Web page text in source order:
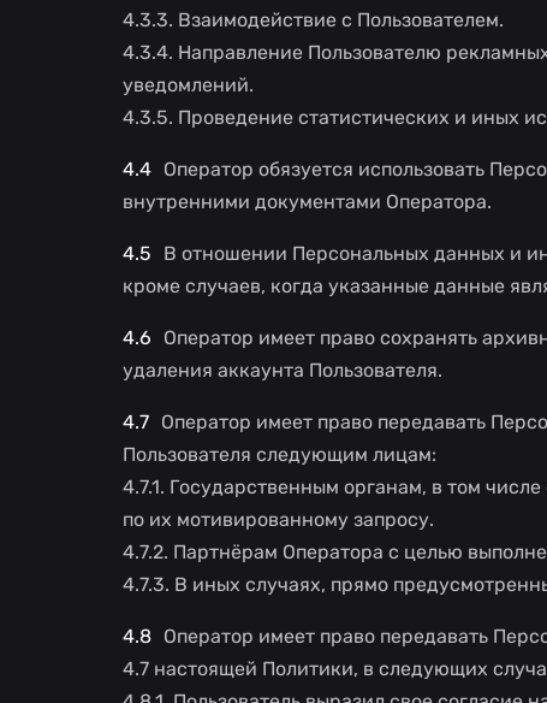
4.3.3. Взаимодействие с Пользователем.
4.3.4. Направление Пользователю
уведомлений.
4.3.5. Проведение статистических и иных
Оператор обязуется использовать
внутренними документами Оператора.
В отношении Персональных данных и
кроме случаев, когда указанные данные
Оператор имеет право сохранять
удаления аккаунта Пользователя.
Оператор имеет право передавать
Пользователя следующим лицам:
4.7.1. Государственным органам, в том
по их мотивированному запросу.
4.7.2. Партнёрам Оператора c целью
4.7.3. В иных случаях, прямо
Оператор имеет право передавать
4.7 настоящей Политики, в следующих